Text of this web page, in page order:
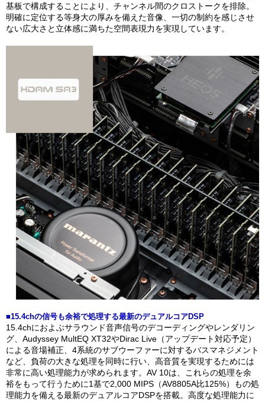
基板で構成することにより、チャンネル間のクロストークを排除。
明確に定位する等身大の厚みを備えた音像、一切の制約を感じさせ
ない広大さと立体感に満ちた空間表現力を実現しています。
■15.4chの信号も余裕で処理する最新のデュアルコアDSP
15.4chにおよぶサラウンド音声信号のデコーディングやレンダリン
グ、Audyssey MultEQ XT32やDirac Live（アップデート対応予定）
による音場補正、4系統のサブウーファーに対するバスマネジメント
など、負荷の大きな処理を同時に行い、高音質を実現するためには
非常に高い処理能力が求められます。AV 10は、これらの処理を余
裕をもって行うために1基で2,000 MIPS（AV8805A比125%）もの処
理能力を備える最新のデュアルコアDSPを搭載。高度な処理能力に